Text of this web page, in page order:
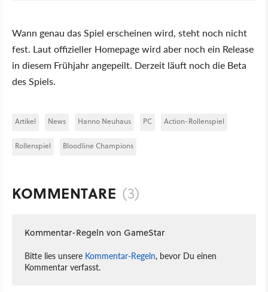
Wann genau das Spiel erscheinen wird, steht noch nicht
fest. Laut offizieller Homepage wird aber noch ein Release
in diesem Frühjahr angepeilt. Derzeit läuft noch die Beta
des Spiels.
Artikel News Hanno Neuhaus PC Action-Rollenspiel
Rollenspiel Bloodline Champions
KOMMENTARE (3)
Kommentar-Regeln von GameStar
Bitte lies unsere Kommentar-Regeln, bevor Du einen
Kommentar verfasst.